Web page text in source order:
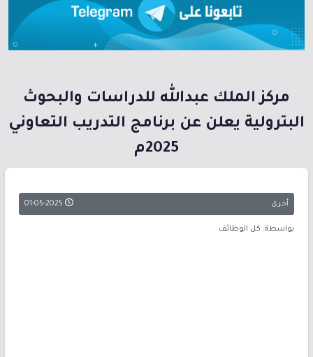
مركز الملك عبدالله للدراسات والبحوث
البترولية يعلن عن برنامج التدريب التعاوني
2025م
أخرى 01-05-2025
بواسطة: كل الوظائف